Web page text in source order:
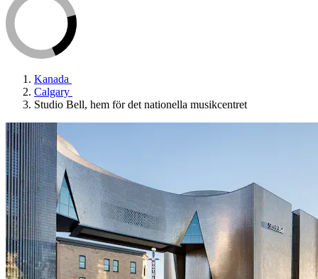
Kanada
Calgary
Studio Bell, hem för det nationella musikcentret